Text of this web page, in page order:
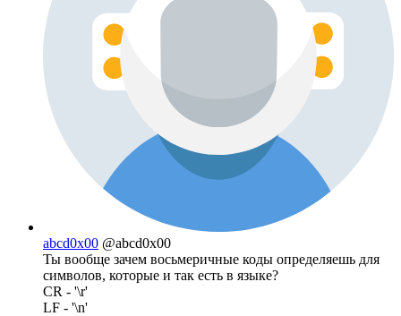
abcd0x00 @abcd0x00
Ты вообще зачем восьмеричные коды определяешь для
символов, которые и так есть в языке?
CR - '\r'
LF - '\n'